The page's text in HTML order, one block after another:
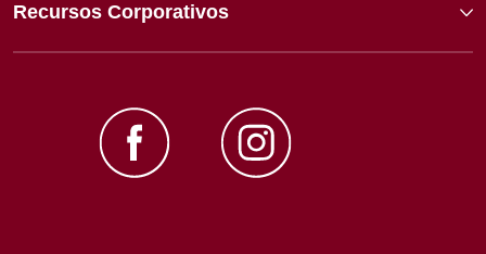
Recursos Corporativos